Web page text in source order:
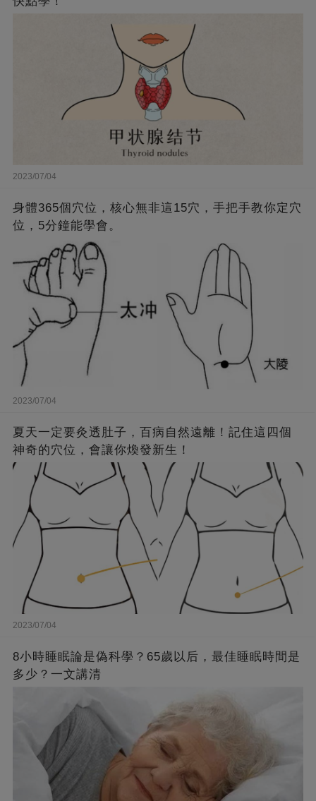
2023/07/04
身體365個穴位，核心無非這15穴，手把手教你定穴
位，5分鐘能學會。
2023/07/04
夏天一定要灸透肚子，百病自然遠離！記住這四個
神奇的穴位，會讓你煥發新生！
2023/07/04
8小時睡眠論是偽科學？65歲以后，最佳睡眠時間是
多少？一文講清